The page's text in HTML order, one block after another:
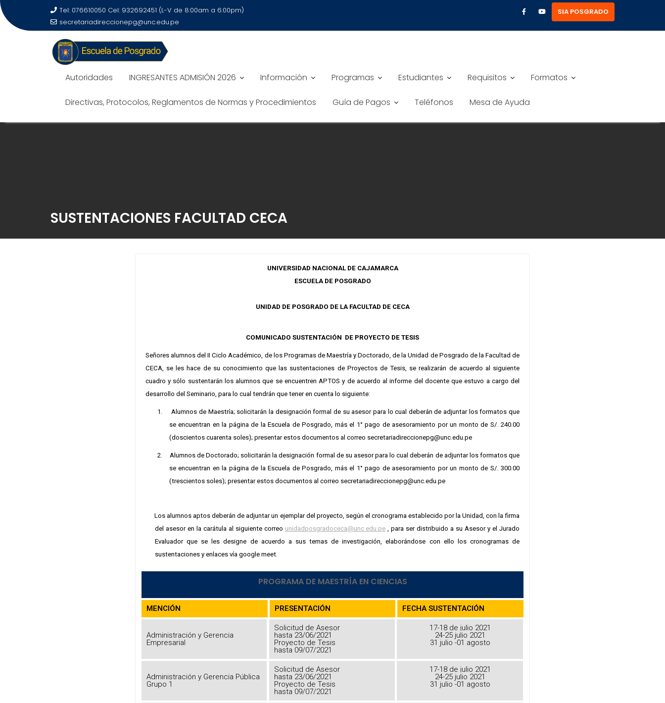
Tel: 076610050 Cel: 932692451 (L-V de 8:00am a 6:00pm)
secretariadireccionepg@unc.edu.pe
SIA POSGRADO
Autoridades INGRESANTES ADMISIÓN 2026 Información Programas Estudiantes Requisitos Formatos
Directivas, Protocolos, Reglamentos de Normas y Procedimientos Guía de Pagos Teléfonos Mesa de Ayuda
SUSTENTACIONES FACULTAD CECA
UNIVERSIDAD NACIONAL DE CAJAMARCA
ESCUELA DE POSGRADO
UNIDAD DE POSGRADO DE LA FACULTAD DE CECA
COMUNICADO SUSTENTACIÓN DE PROYECTO DE TESIS
Señores alumnos del II Ciclo Académico, de los Programas de Maestría y Doctorado, de la Unidad de Posgrado de la Facultad de
CECA, se les hace de su conocimiento que las sustentaciones de Proyectos de Tesis, se realizarán de acuerdo al siguiente
cuadro y sólo sustentarán los alumnos que se encuentren APTOS y de acuerdo al informe del docente que estuvo a cargo del
desarrollo del Seminario, para lo cual tendrán que tener en cuenta lo siguiente:
1.
Alumnos de Maestría; solicitarán la designación formal de su asesor para lo cual deberán de adjuntar los formatos que
se encuentran en la página de la Escuela de Posgrado, más el 1° pago de asesoramiento por un monto de S/. 240.00
(doscientos cuarenta soles); presentar estos documentos al correo secretariadireccionepg@unc.edu.pe
2.
Alumnos de Doctorado; solicitarán la designación formal de su asesor para lo cual deberán de adjuntar los formatos que
se encuentran en la página de la Escuela de Posgrado, más el 1° pago de asesoramiento por un monto de S/. 300.00
(trescientos soles); presentar estos documentos al correo secretariadireccionepg@unc.edu.pe
Los alumnos aptos deberán de adjuntar un ejemplar del proyecto, según el cronograma establecido por la Unidad, con la firma
del asesor en la carátula al siguiente correo unidadposgradoceca@unc.edu.pe, para ser distribuido a su Asesor y el Jurado
Evaluador que se les designe de acuerdo a sus temas de investigación, elaborándose con ello los cronogramas de
sustentaciones y enlaces vía google meet.
PROGRAMA DE MAESTRÍA EN CIENCIAS
MENCIÓN PRESENTACIÓN FECHA SUSTENTACIÓN
Administración y Gerencia
Empresarial
Solicitud de Asesor
hasta 23/06/2021
Proyecto de Tesis
hasta 09/07/2021
17-18 de julio 2021
24-25 julio 2021
31 julio -01 agosto
Administración y Gerencia Pública
Grupo 1
Solicitud de Asesor
hasta 23/06/2021
Proyecto de Tesis
hasta 09/07/2021
17-18 de julio 2021
24-25 julio 2021
31 julio -01 agosto